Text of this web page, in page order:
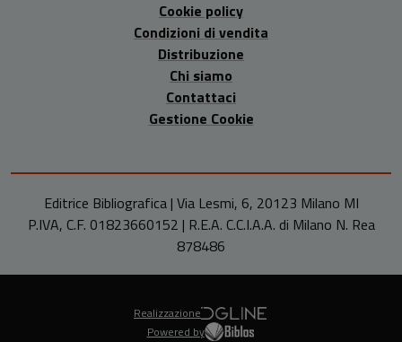
Cookie policy
Condizioni di vendita
Distribuzione
Chi siamo
Contattaci
Gestione Cookie
Editrice Bibliografica | Via Lesmi, 6, 20123 Milano MI
P.IVA, C.F. 01823660152 | R.E.A. C.C.I.A.A. di Milano N. Rea
878486
Realizzazione
Powered by